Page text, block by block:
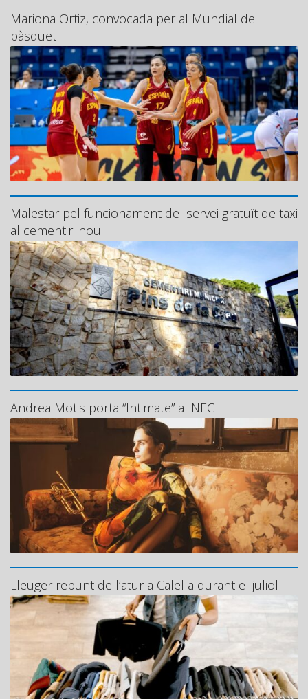
Mariona Ortiz, convocada per al Mundial de
bàsquet
Malestar pel funcionament del servei gratuït de taxi
al cementiri nou
Andrea Motis porta “Intimate” al NEC
Lleuger repunt de l’atur a Calella durant el juliol